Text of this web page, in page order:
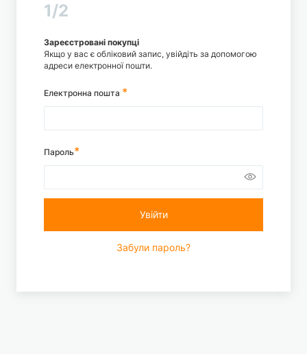
1/2
Зареєстровані покупці
Якщо у вас є обліковий запис, увійдіть за допомогою
адреси електронної пошти.
Електронна пошта
Пароль
Увійти
Забули пароль?